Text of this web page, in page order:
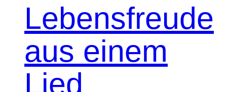
Lebensfreude
aus einem
Lied